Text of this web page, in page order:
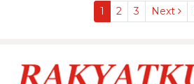
1 2 3 Next